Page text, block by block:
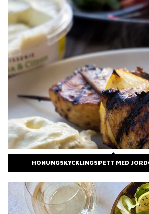
HONUNGSKYCKLINGSPETT MED